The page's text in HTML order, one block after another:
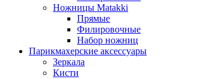
Ножницы Matakki
Прямые
Филировочные
Набор ножниц
Парикмахерские аксессуары
Зеркала
Кисти